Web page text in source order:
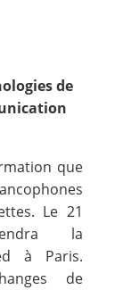
de
que
Le 21
la
à Paris.
de